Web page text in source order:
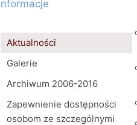
Aktualności
Galerie
Archiwum 2006-2016
Zapewnienie dostępności
osobom ze szczególnymi